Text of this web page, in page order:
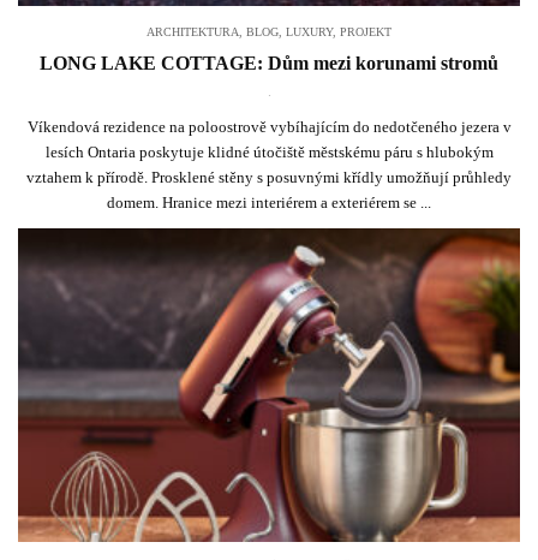
ARCHITEKTURA BLOG LUXURY, PROJEKT
LONG LAKE COTTAGE: Dům mezi korunami stromů
.
Víkendová rezidence na poloostrově vybíhajícím do nedotčeného jezera v
lesích Ontaria poskytuje klidné útočiště městskému páru s hlubokým
vztahem k přírodě. Prosklené stěny s posuvnými křídly umožňují průhledy
domem. Hranice mezi interiérem a exteriérem se ...